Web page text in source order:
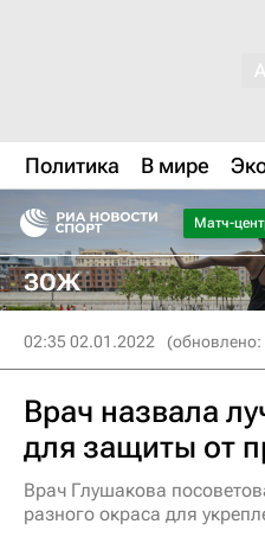
Политика В мире
Матч-
ЗОЖ
02:35 02.01.2022
Врач назвала
для защиты от
Врач Глушакова
разного окраса для